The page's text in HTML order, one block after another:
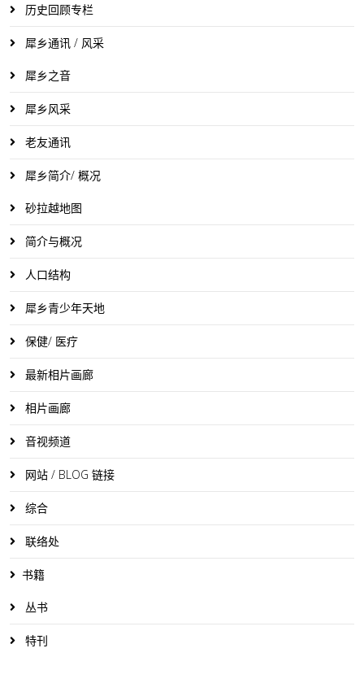
历史回顾专栏
犀乡通讯 / 风采
犀乡之音
犀乡风采
老友通讯
犀乡简介/ 概况
砂拉越地图
简介与概况
人口结构
犀乡青少年天地
保健/ 医疗
最新相片画廊
相片画廊
音视频道
网站 / BLOG 链接
综合
联络处
书籍
丛书
特刊